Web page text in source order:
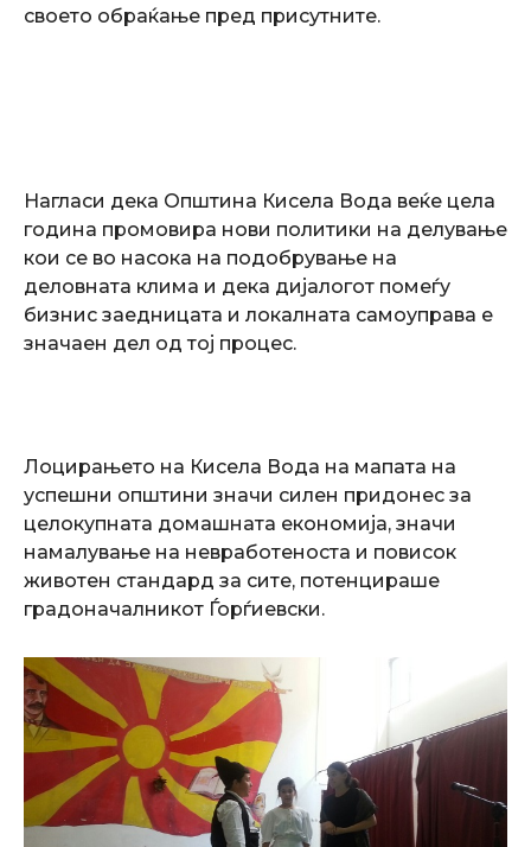
своето обраќање пред присутните.
Нагласи дека Општина Кисела Вода веќе цела
година промовира нови политики на делување
кои се во насока на подобрување на
деловната клима и дека дијалогот помеѓу
бизнис заедницата и локалната самоуправа е
значаен дел од тој процес.
Лоцирањето на Кисела Вода на мапата на
успешни општини значи силен придонес за
целокупната домашната економија, значи
намалување на невработеноста и повисок
животен стандард за сите, потенцираше
градоначалникот Ѓорѓиевски.